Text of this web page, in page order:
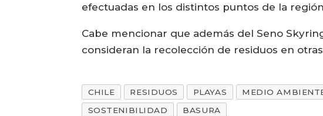
efectuadas en los distintos puntos de la
Cabe mencionar que además del Seno
consideran la recolección de residuos en
CHILE RESIDUOS PLAYAS MEDIO
SOSTENIBILIDAD
BASURA